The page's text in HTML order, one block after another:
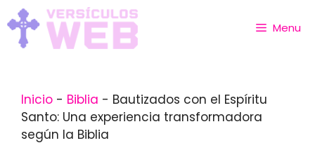
Skip
to
content
Menu
Inicio - Biblia - Bautizados con el Espíritu
Santo: Una experiencia transformadora
según la Biblia